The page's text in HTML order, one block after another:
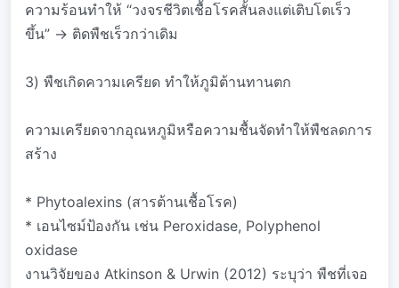
ความร้อนทำให้ “วงจรชีวิตเชื้อโรคสั้นลงแต่เติบโตเร็ว
ขึ้น” → ติดพืชเร็วกว่าเดิม
3) พืชเกิดความเครียด ทำให้ภูมิต้านทานตก
ความเครียดจากอุณหภูมิหรือความชื้นจัดทำให้พืชลดการ
สร้าง
* Phytoalexins (สารต้านเชื้อโรค)
* เอนไซม์ป้องกัน เช่น Peroxidase, Polyphenol
oxidase
งานวิจัยของ Atkinson & Urwin (2012) ระบุว่า พืชที่เจอ